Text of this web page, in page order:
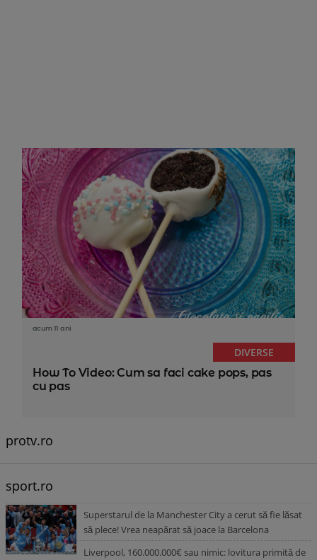
acum 11 ani
DIVERSE
How To Video: Cum sa faci cake pops, pas
cu pas
protv.ro
sport.ro
Superstarul de la Manchester City a cerut să fie lăsat
să plece! Vrea neapărat să joace la Barcelona
Liverpool, 160.000.000€ sau nimic: lovitura primită de